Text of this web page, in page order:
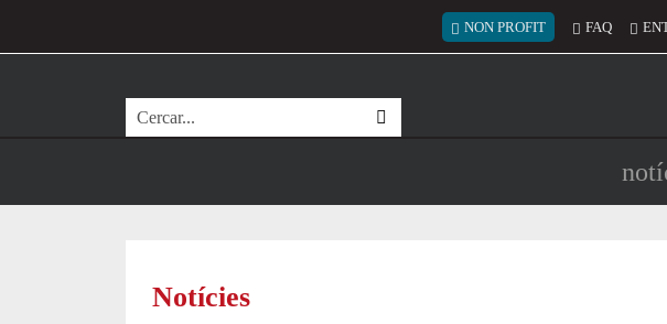
Menú del compte
NON PROFIT FAQ
Cerca
Notícies